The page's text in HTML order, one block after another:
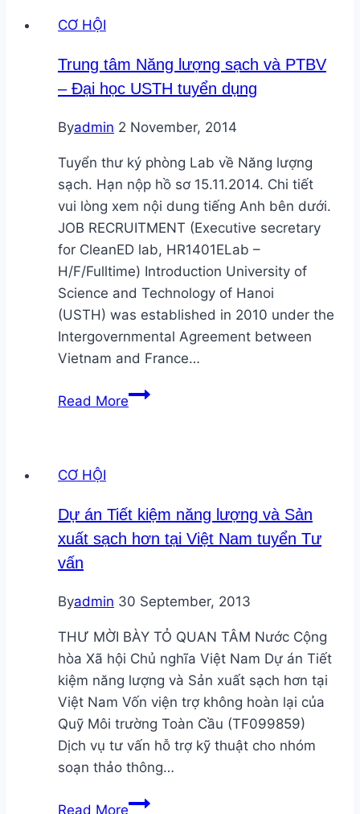
CƠ HỘI
Trung tâm Năng lượng sạch và PTBV
– Đại học USTH tuyển dụng
Byadmin 2 November, 2014
Tuyển thư ký phòng Lab về Năng lượng
sạch. Hạn nộp hồ sơ 15.11.2014. Chi tiết
vui lòng xem nội dung tiếng Anh bên dưới.
JOB RECRUITMENT (Executive secretary
for CleanED lab, HR1401ELab –
H/F/Fulltime) Introduction University of
Science and Technology of Hanoi
(USTH) was established in 2010 under the
Intergovernmental Agreement between
Vietnam and France…
Read MoreTrung
PTBV
–
USTH
tuyển
dụng
CƠ HỘI
Dự án Tiết kiệm năng lượng và Sản
xuất sạch hơn tại Việt Nam tuyển Tư
vấn
Byadmin 30 September, 2013
THƯ MỜI BÀY TỎ QUAN TÂM Nước Cộng
hòa Xã hội Chủ nghĩa Việt Nam Dự án Tiết
kiệm năng lượng và Sản xuất sạch hơn tại
Việt Nam Vốn viện trợ không hoàn lại của
Quỹ Môi trường Toàn Cầu (TF099859)
Dịch vụ tư vấn hỗ trợ kỹ thuật cho nhóm
soạn thảo thông…
Read MoreDự